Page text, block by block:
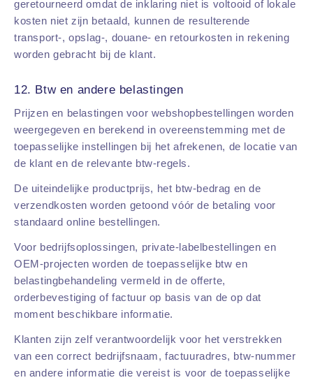
geretourneerd omdat de inklaring niet is voltooid of lokale
kosten niet zijn betaald, kunnen de resulterende
transport-, opslag-, douane- en retourkosten in rekening
worden gebracht bij de klant.
12. Btw en andere belastingen
Prijzen en belastingen voor webshopbestellingen worden
weergegeven en berekend in overeenstemming met de
toepasselijke instellingen bij het afrekenen, de locatie van
de klant en de relevante btw-regels.
De uiteindelijke productprijs, het btw-bedrag en de
verzendkosten worden getoond vóór de betaling voor
standaard online bestellingen.
Voor bedrijfsoplossingen, private-labelbestellingen en
OEM-projecten worden de toepasselijke btw en
belastingbehandeling vermeld in de offerte,
orderbevestiging of factuur op basis van de op dat
moment beschikbare informatie.
Klanten zijn zelf verantwoordelijk voor het verstrekken
van een correct bedrijfsnaam, factuuradres, btw-nummer
en andere informatie die vereist is voor de toepasselijke